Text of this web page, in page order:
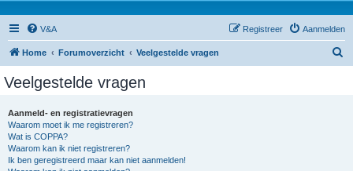
V&A Aanmelden
Registreer
Home Forumoverzicht Veelgestelde vragen
Veelgestelde vragen
Aanmeld- en registratievragen
Waarom moet ik me registreren?
Wat is COPPA?
Waarom kan ik niet registreren?
Ik ben geregistreerd maar kan niet aanmelden!